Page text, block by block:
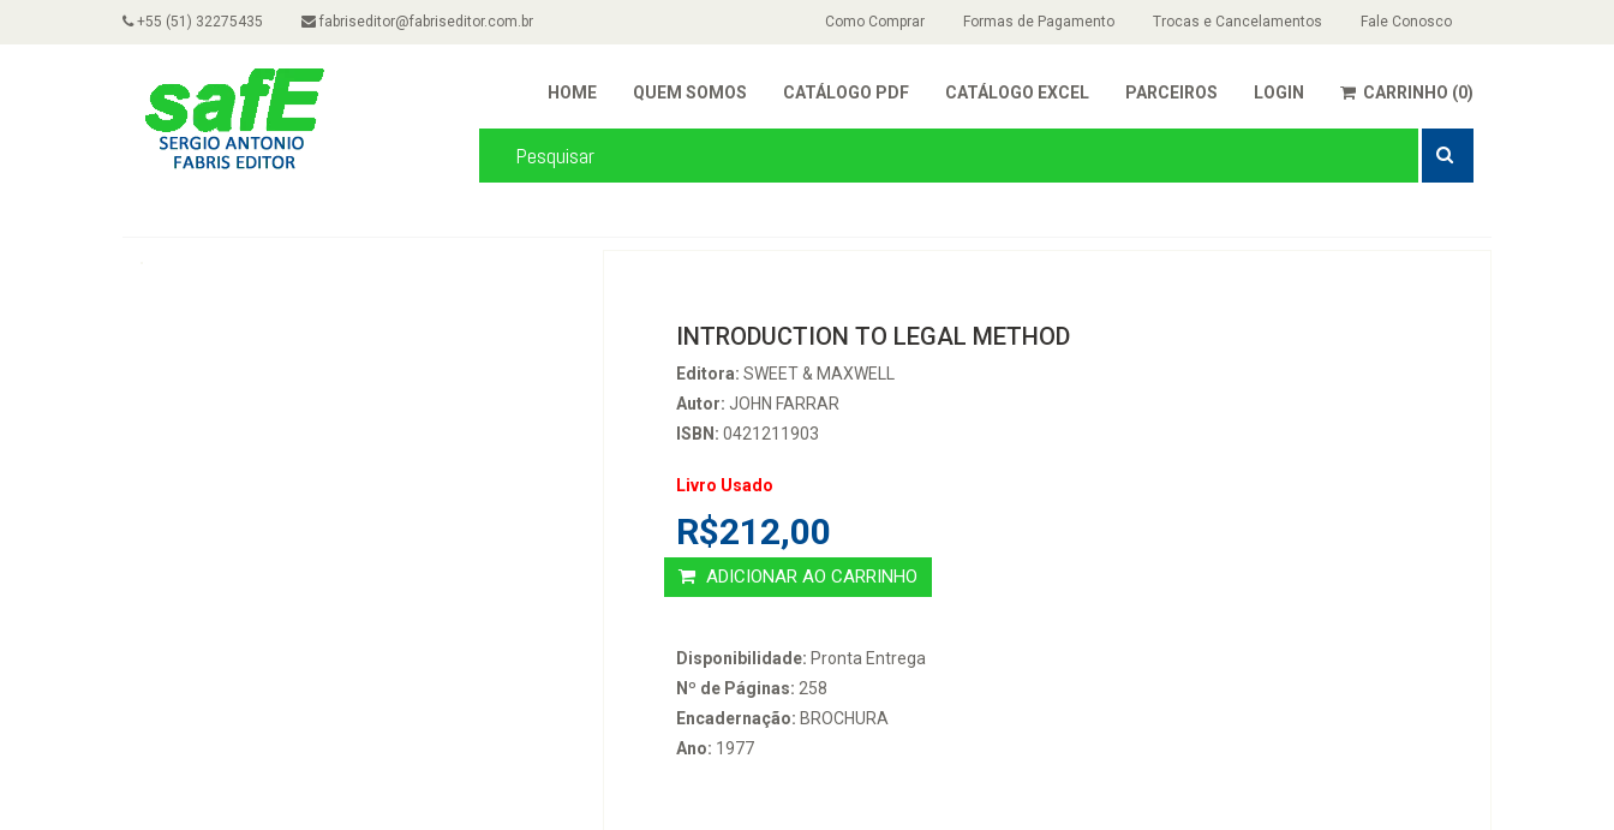
+55 (51) 32275435 fabriseditor@fabriseditor.com.br Como Comprar Formas de Pagamento Trocas e Cancelamentos Fale Conosco
HOME QUEM SOMOS CATÁLOGO PDF CATÁLOGO EXCEL PARCEIROS LOGIN CARRINHO (0)
INTRODUCTION TO LEGAL METHOD
Editora: SWEET & MAXWELL
Autor: JOHN FARRAR
ISBN: 0421211903
Livro Usado
R$212,00
ADICIONAR AO CARRINHO
Disponibilidade: Pronta Entrega
Nº de Páginas: 258
Encadernação: BROCHURA
Ano: 1977